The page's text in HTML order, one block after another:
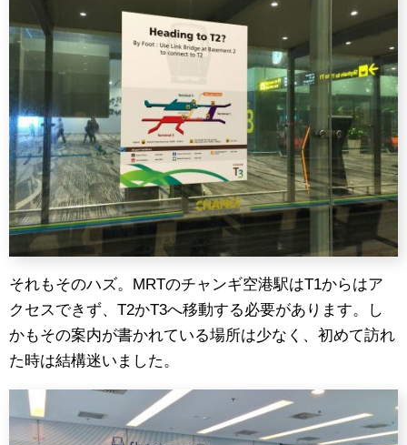
それもそのハズ。MRTのチャンギ空港駅はT1からはア
クセスできず、T2かT3へ移動する必要があります。し
かもその案内が書かれている場所は少なく、初めて訪れ
た時は結構迷いました。